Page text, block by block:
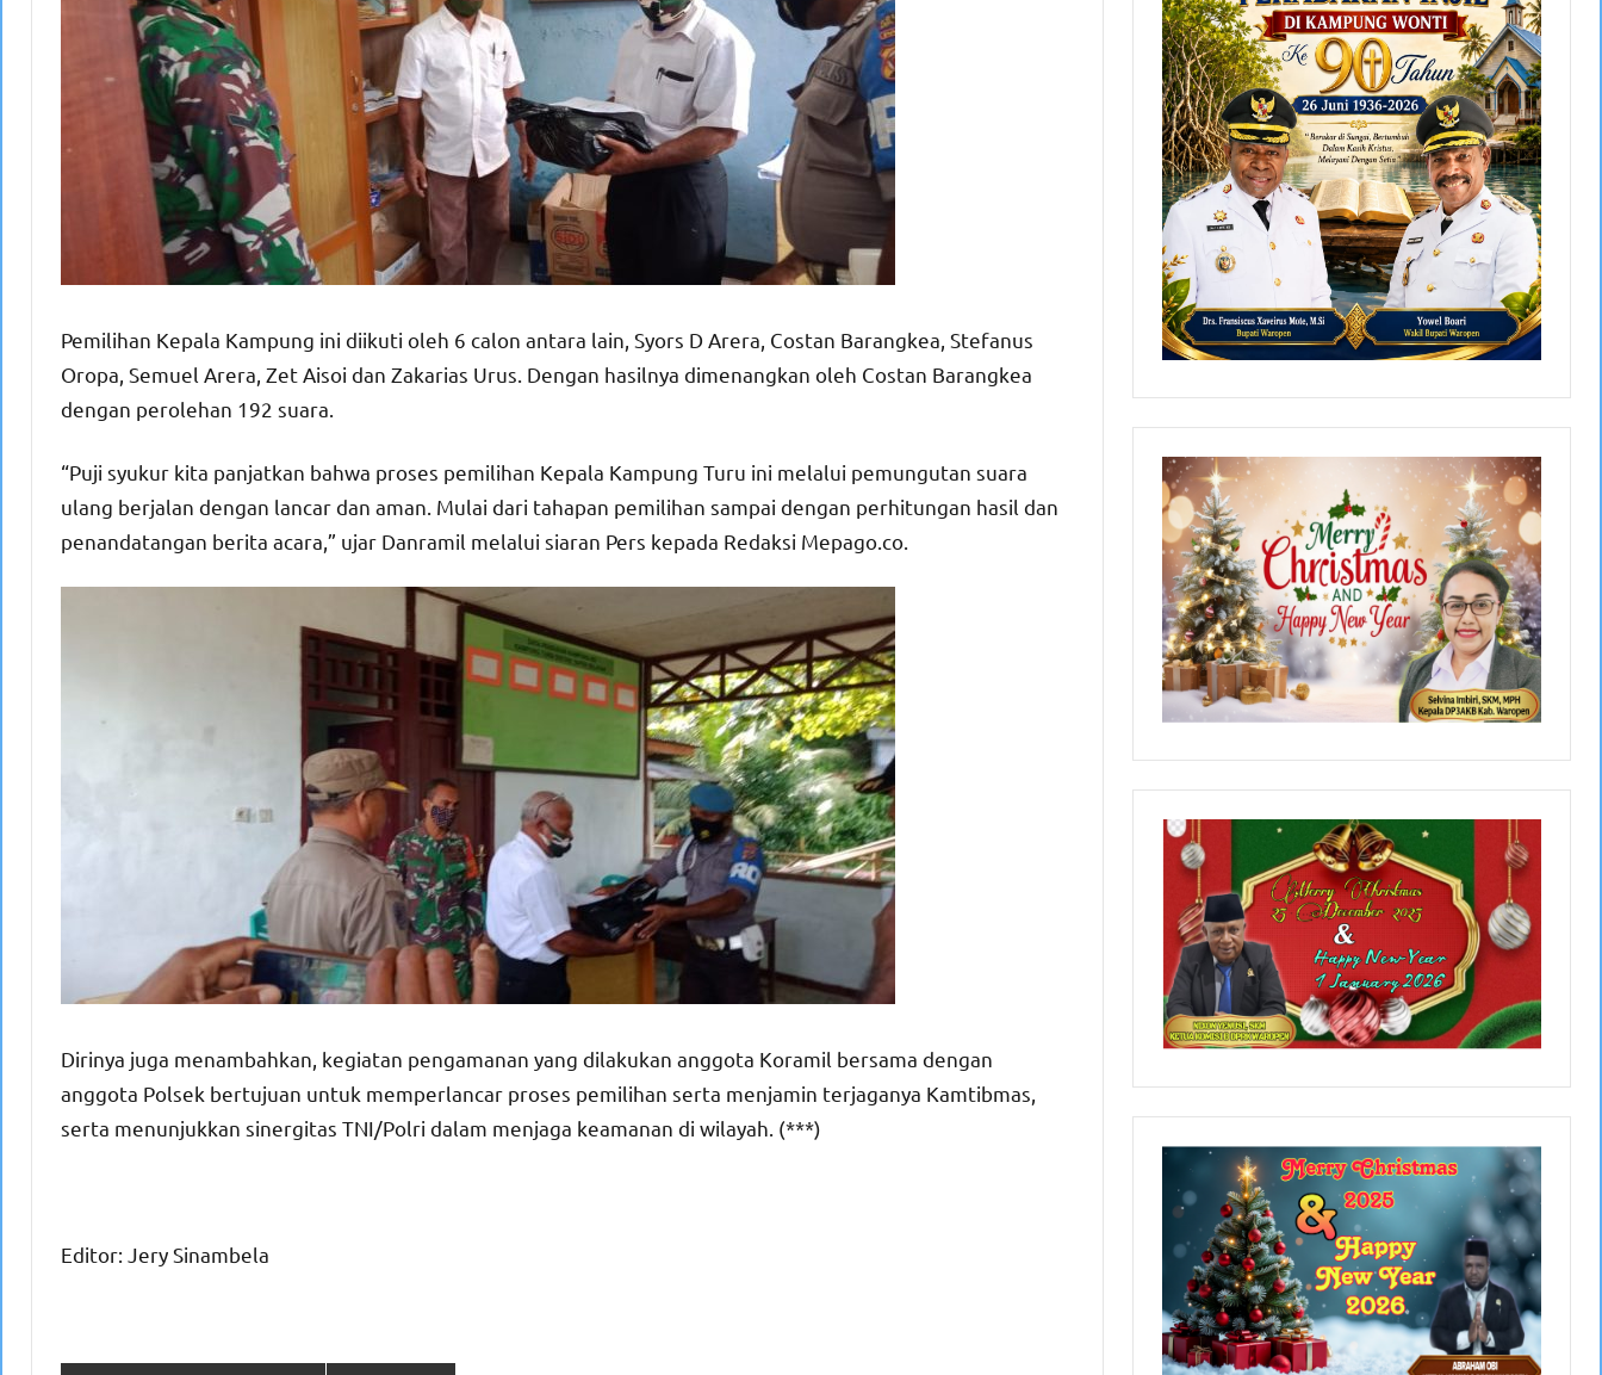
Pemilihan Kepala Kampung ini diikuti oleh 6 calon antara lain, Syors D Arera, Costan Barangkea, Stefanus
Oropa, Semuel Arera, Zet Aisoi dan Zakarias Urus. Dengan hasilnya dimenangkan oleh Costan Barangkea
dengan perolehan 192 suara.
“Puji syukur kita panjatkan bahwa proses pemilihan Kepala Kampung Turu ini melalui pemungutan suara
ulang berjalan dengan lancar dan aman. Mulai dari tahapan pemilihan sampai dengan perhitungan hasil dan
penandatangan berita acara,” ujar Danramil melalui siaran Pers kepada Redaksi Mepago.co.
Dirinya juga menambahkan, kegiatan pengamanan yang dilakukan anggota Koramil bersama dengan
anggota Polsek bertujuan untuk memperlancar proses pemilihan serta menjamin terjaganya Kamtibmas,
serta menunjukkan sinergitas TNI/Polri dalam menjaga keamanan di wilayah. (***)
Editor: Jery Sinambela